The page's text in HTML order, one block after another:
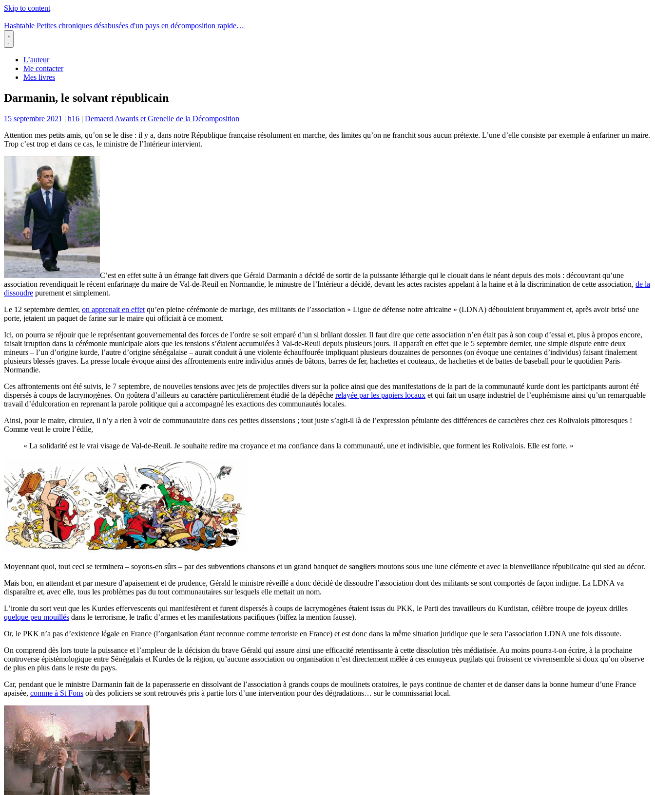
Skip to content
Hashtable Petites chroniques désabusées d'un pays en décomposition rapide…
Menu
L’auteur
Me contacter
Mes livres
Darmanin, le solvant républicain
15 septembre 2021 | h16 | Demaerd Awards et Grenelle de la Décomposition
Attention mes petits amis, qu’on se le dise : il y a, dans notre République française résolument en marche, des limites qu’on ne franchit sous aucun prétexte. L’une d’elle consiste par exemple à enfariner un maire.
Trop c’est trop et dans ce cas, le ministre de l’Intérieur intervient.
C’est en effet suite à un étrange fait divers que Gérald Darmanin a décidé de sortir de la puissante léthargie qui le clouait dans le néant depuis des mois : découvrant qu’une
association revendiquait le récent enfarinage du maire de Val-de-Reuil en Normandie, le minustre de l’Intérieur a décidé, devant les actes racistes appelant à la haine et à la discrimination de cette association, de la
dissoudre purement et simplement.
Le 12 septembre dernier, on apprenait en effet qu’en pleine cérémonie de mariage, des militants de l’association « Ligue de défense noire africaine » (LDNA) déboulaient bruyamment et, après avoir brisé une
porte, jetaient un paquet de farine sur le maire qui officiait à ce moment.
Ici, on pourra se réjouir que le représentant gouvernemental des forces de l’ordre se soit emparé d’un si brûlant dossier. Il faut dire que cette association n’en était pas à son coup d’essai et, plus à propos encore,
faisait irruption dans la cérémonie municipale alors que les tensions s’étaient accumulées à Val-de-Reuil depuis plusieurs jours. Il apparaît en effet que le 5 septembre dernier, une simple dispute entre deux
mineurs – l’un d’origine kurde, l’autre d’origine sénégalaise – aurait conduit à une violente échauffourée impliquant plusieurs douzaines de personnes (on évoque une centaines d’individus) faisant finalement
plusieurs blessés graves. La presse locale évoque ainsi des affrontements entre individus armés de bâtons, barres de fer, hachettes et couteaux, de hachettes et de battes de baseball pour le quotidien Paris-
Normandie.
Ces affrontements ont été suivis, le 7 septembre, de nouvelles tensions avec jets de projectiles divers sur la police ainsi que des manifestations de la part de la communauté kurde dont les participants auront été
dispersés à coups de lacrymogènes. On goûtera d’ailleurs au caractère particulièrement étudié de la dépêche relayée par les papiers locaux et qui fait un usage industriel de l’euphémisme ainsi qu’un remarquable
travail d’édulcoration en reprenant la parole politique qui a accompagné les exactions des communautés locales.
Ainsi, pour le maire, circulez, il n’y a rien à voir de communautaire dans ces petites dissensions ; tout juste s’agit-il là de l’expression pétulante des différences de caractères chez ces Rolivalois pittoresques !
Comme veut le croire l’édile,
« La solidarité est le vrai visage de Val-de-Reuil. Je souhaite redire ma croyance et ma confiance dans la communauté, une et indivisible, que forment les Rolivalois. Elle est forte. »
Moyennant quoi, tout ceci se terminera – soyons-en sûrs – par des subventions chansons et un grand banquet de sangliers moutons sous une lune clémente et avec la bienveillance républicaine qui sied au décor.
Mais bon, en attendant et par mesure d’apaisement et de prudence, Gérald le ministre réveillé a donc décidé de dissoudre l’association dont des militants se sont comportés de façon indigne. La LDNA va
disparaître et, avec elle, tous les problèmes pas du tout communautaires sur lesquels elle mettait un nom.
L’ironie du sort veut que les Kurdes effervescents qui manifestèrent et furent dispersés à coups de lacrymogènes étaient issus du PKK, le Parti des travailleurs du Kurdistan, célèbre troupe de joyeux drilles
quelque peu mouillés dans le terrorisme, le trafic d’armes et les manifestations pacifiques (biffez la mention fausse).
Or, le PKK n’a pas d’existence légale en France (l’organisation étant reconnue comme terroriste en France) et est donc dans la même situation juridique que le sera l’association LDNA une fois dissoute.
On comprend dès lors toute la puissance et l’ampleur de la décision du brave Gérald qui assure ainsi une efficacité retentissante à cette dissolution très médiatisée. Au moins pourra-t-on écrire, à la prochaine
controverse épistémologique entre Sénégalais et Kurdes de la région, qu’aucune association ou organisation n’est directement mêlée à ces ennuyeux pugilats qui froissent ce vivrensemble si doux qu’on observe
de plus en plus dans le reste du pays.
Car, pendant que le ministre Darmanin fait de la paperasserie en dissolvant de l’association à grands coups de moulinets oratoires, le pays continue de chanter et de danser dans la bonne humeur d’une France
apaisée, comme à St Fons où des policiers se sont retrouvés pris à partie lors d’une intervention pour des dégradations… sur le commissariat local.